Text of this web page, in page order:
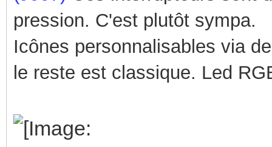
pression. C'est plutôt sympa.
Icônes personnalisables via
le reste est classique. Led